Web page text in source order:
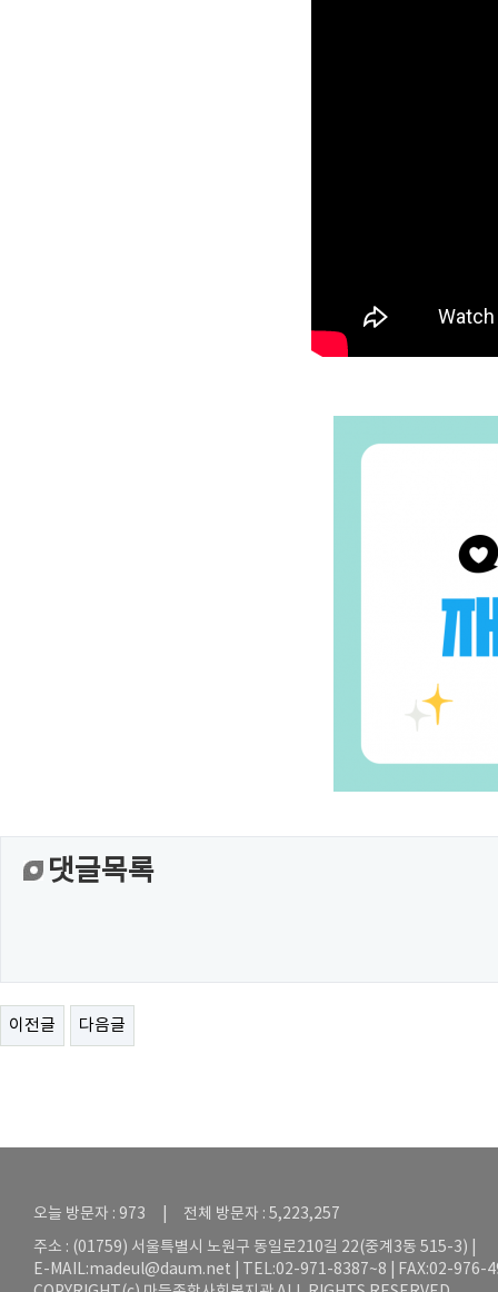
댓글목록
이전글 다음글
오늘 방문자 : 973 | 전체 방문자 : 5,223,257
주소 : (01759) 서울특별시 노원구 동일로210길 22(중계3동 515-3) |
E-MAIL:madeul@daum.net | TEL:02-971-8387~8 | FAX:02-976-